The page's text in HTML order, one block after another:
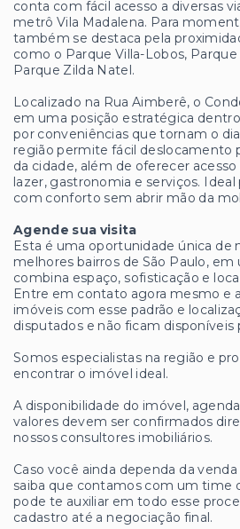
conta com fácil acesso a diversas
metrô Vila Madalena. Para
também se destaca pela
como o Parque Villa-Lobos,
Parque Zilda Natel.
Localizado na Rua Aimberê, o
em uma posição estratégica
por conveniências que tornam o
região permite fácil deslocamento
da cidade, além de oferecer
lazer, gastronomia e serviços.
com conforto sem abrir mão da
Agende sua visita
Esta é uma oportunidade única de
melhores bairros de São Paulo,
combina espaço, sofisticação e
Entre em contato agora mesmo e
imóveis com esse padrão e
disputados e não ficam
Somos especialistas na região e
encontrar o imóvel ideal.
A disponibilidade do imóvel,
valores devem ser confirmados
nossos consultores imobiliários.
Caso você ainda dependa da
saiba que contamos com um time
pode te auxiliar em todo esse
cadastro até a negociação final.